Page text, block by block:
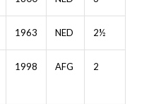
1963 NED 2½
1998 AFG 2